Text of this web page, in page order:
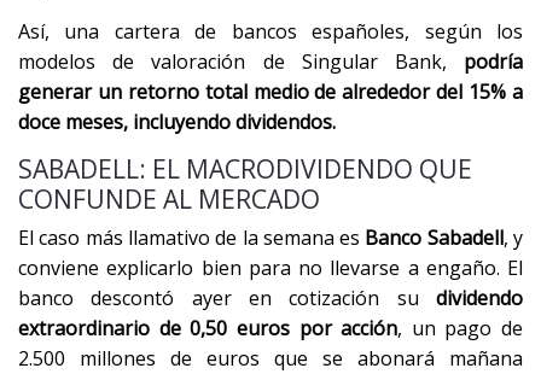
Así, una cartera de bancos españoles, según los
modelos de valoración de Singular Bank, podría
generar un retorno total medio de alrededor del 15% a
doce meses, incluyendo dividendos.
SABADELL: EL MACRODIVIDENDO QUE
CONFUNDE AL MERCADO
El caso más llamativo de la semana es Banco Sabadell, y
conviene explicarlo bien para no llevarse a engaño. El
banco descontó ayer en cotización su dividendo
extraordinario de 0,50 euros por acción, un pago de
2.500 millones de euros que se abonará mañana